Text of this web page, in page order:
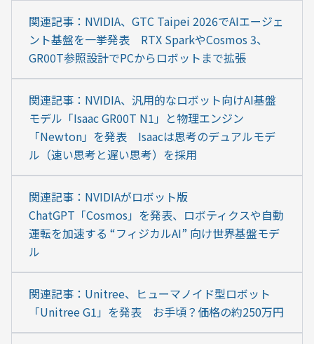
関連記事：NVIDIA、GTC Taipei 2026でAIエージェ
ント基盤を一挙発表　RTX SparkやCosmos 3、
GR00T参照設計でPCからロボットまで拡張
関連記事：NVIDIA、汎用的なロボット向けAI基盤
モデル「Isaac GR00T N1」と物理エンジン
「Newton」を発表　Isaacは思考のデュアルモデ
ル（速い思考と遅い思考）を採用
関連記事：NVIDIAがロボット版
ChatGPT「Cosmos」を発表、ロボティクスや自動
運転を加速する “フィジカルAI” 向け世界基盤モデ
ル
関連記事：Unitree、ヒューマノイド型ロボット
「Unitree G1」を発表　お手頃？価格の約250万円